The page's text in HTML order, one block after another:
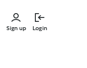
Sign up Login